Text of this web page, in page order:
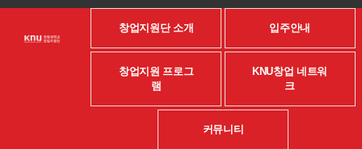
창업지원단 소개 입주안내
창업지원 프로그
램
KNU창업 네트워
크
커뮤니티